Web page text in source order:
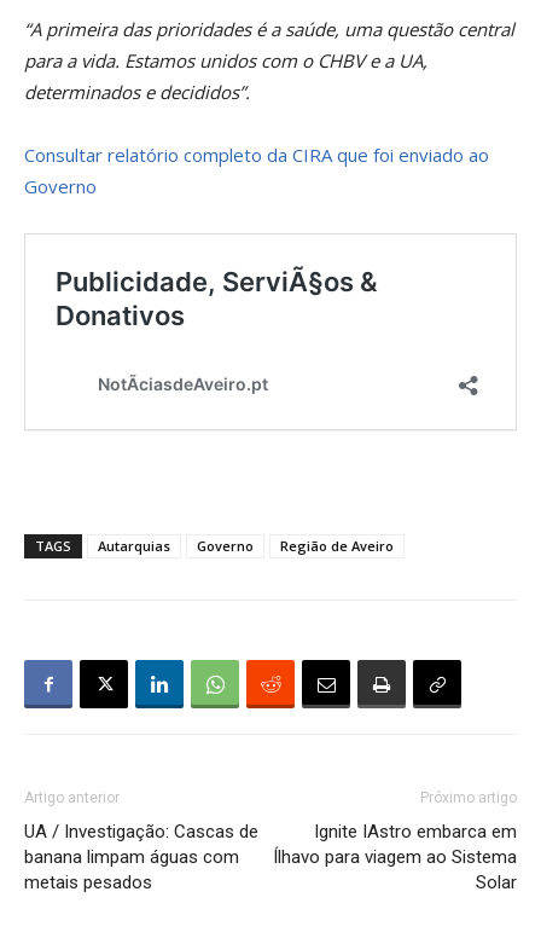
“A primeira das prioridades é a saúde, uma questão central
para a vida. Estamos unidos com o CHBV e a UA,
determinados e decididos”.
Consultar relatório completo da CIRA que foi enviado ao
Governo
TAGS Autarquias Governo Região de Aveiro
Artigo anterior
UA / Investigação: Cascas de
banana limpam águas com
metais pesados
Próximo artigo
Ignite IAstro embarca em
Ílhavo para viagem ao Sistema
Solar